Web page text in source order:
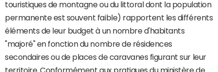
touristiques de montagne ou du littoral dont la population
permanente est souvent faible) rapportent les différents
éléments de leur budget à un nombre d'habitants
"majoré" en fonction du nombre de résidences
secondaires ou de places de caravanes figurant sur leur
territoire. Conformément aux pratiques du ministère de